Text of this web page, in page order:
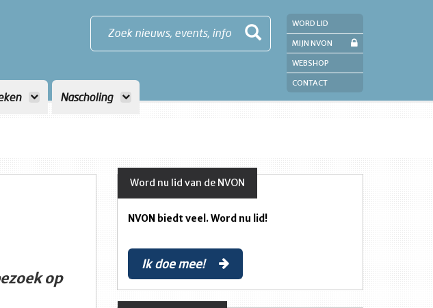
Zoek nieuws, events, info
Nascholing
WORD LID
MIJN NVON
WEBSHOP
CONTACT
op
Word nu lid van de NVON
NVON biedt veel. Word nu lid!
Ik doe mee!